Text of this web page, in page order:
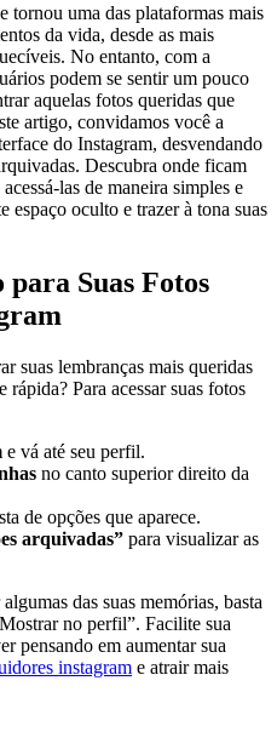
tornou uma das plataformas mais⁤
da vida, desde as​ mais
No entanto, com a
podem se sentir um⁣ pouco
aquelas ‌fotos⁤ queridas que
artigo,‌ convidamos você a
do Instagram, desvendando
Descubra onde​ ficam
las de maneira simples e
espaço oculto e⁤ trazer à tona​ suas
Suas Fotos‍
suas lembranças mais queridas
Para acessar suas fotos
e vá até ⁢seu perfil.
no canto superior direito da
de⁣ opções que ⁤aparece.
arquivadas” para visualizar as‍
das suas memórias, basta⁣
no perfil”. Facilite‌ sua
pensando em aumentar sua
⁢instagram ​e‍ atrair mais